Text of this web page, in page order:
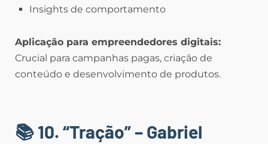
Insights de comportamento
Aplicação para empreendedores digitais:
Crucial para campanhas pagas, criação de
conteúdo e desenvolvimento de produtos.
📚 10. “Tração” – Gabriel